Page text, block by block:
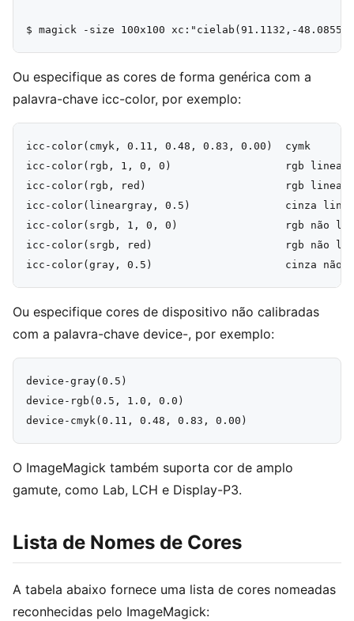
Ou especifique as cores de forma genérica com a
palavra-chave icc-color, por exemplo:
icc-color(cmyk, 0.11, 0.48, 0.83, 0.00)  cymk
icc-color(rgb, 1, 0, 0)                  rgb linear
icc-color(rgb, red)                      rgb linear
icc-color(lineargray, 0.5)               cinza
icc-color(srgb, 1, 0, 0)                 rgb não
icc-color(srgb, red)                     rgb não
Ou especifique cores de dispositivo não calibradas
com a palavra-chave device-, por exemplo:
device-gray(0.5)
device-rgb(0.5, 1.0, 0.0)
O ImageMagick também suporta cor de amplo
gamute, como Lab, LCH e Display-P3.
Lista de Nomes de Cores
A tabela abaixo fornece uma lista de cores nomeadas
reconhecidas pelo ImageMagick: